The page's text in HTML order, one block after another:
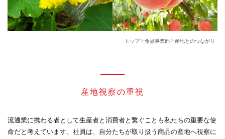
トップ 食品事業部 産地とのつながり
産地視察の重視
流通業に携わる者として生産者と消費者と繋ぐことも私たちの重要な使
命だと考えています。社員は、自分たちが取り扱う商品の産地へ視察に